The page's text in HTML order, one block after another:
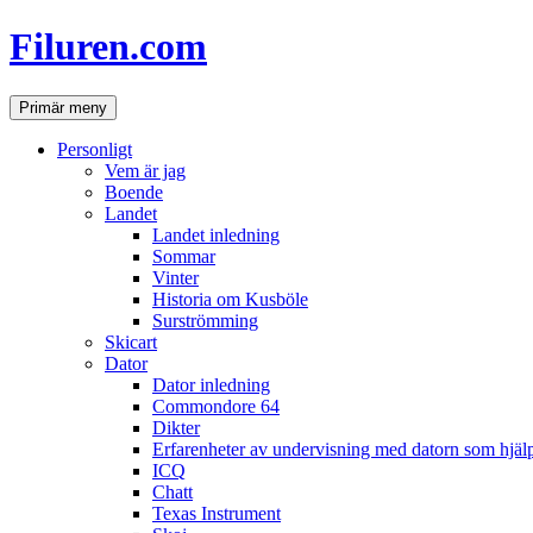
Hoppa
till
Filuren.com
SökPrimär meny
Personligt
Vem är jag
Boende
Landet
Landet inledning
Sommar
Vinter
Historia om Kusböle
Surströmming
Skicart
Dator
Dator inledning
Commondore 64
Dikter
Erfarenheter av undervisning med datorn som
ICQ
Chatt
Texas Instrument